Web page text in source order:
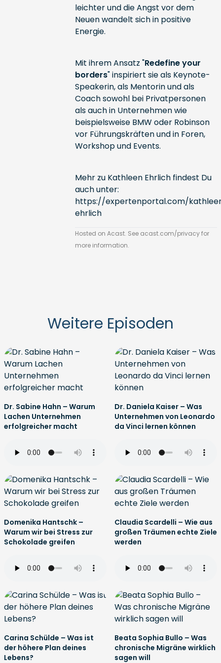
leichter und die Angst vor dem
Neuen wandelt sich in positive
Energie.
Mit ihrem Ansatz "Redefine your
borders" inspiriert sie als Keynote-
Speakerin, als Mentorin und als
Coach sowohl bei Privatpersonen
als auch in Unternehmen wie
beispielsweise BMW oder Robinson
vor Führungskräften und in Foren,
Workshop und Events.
Mehr zu Kathleen Ehrlich findest Du
auch unter:
https://expertenportal.com/
ehrlich
Hosted on Acast. See acast.com/privacyfor
more information.
Weitere Episoden
Dr. Sabine Hahn – Warum
Lachen Unternehmen
erfolgreicher macht
Dr. Daniela Kaiser – Was
Unternehmen von Leonardo
da Vinci lernen können
Domenika Hantschk –
Warum wir bei Stress zur
Schokolade greifen
Claudia Scardelli – Wie aus
großen Träumen echte Ziele
werden
Carina Schülde – Was ist
der höhere Plan deines
Lebens?
Beata Sophia Bullo – Was
chronische Migräne wirklich
sagen will